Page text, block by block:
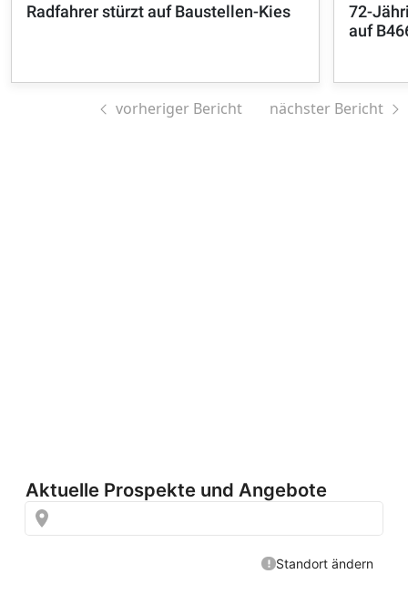
Radfahrer stürzt auf Baustellen-Kies
72-
auf
vorheriger Bericht nächster Bericht